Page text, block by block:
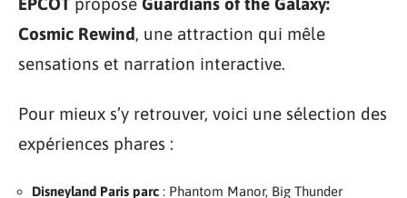
Cosmic Rewind, une attraction qui mêle
sensations et narration interactive.
Pour mieux s’y retrouver, voici une sélection des
expériences phares :
Disneyland Paris parc : Phantom Manor, Big Thunder